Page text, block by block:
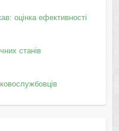
оцінка ефективності
станів